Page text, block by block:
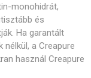
monohidrát,
és
Ha garantált
a Creapure
használ Creapure